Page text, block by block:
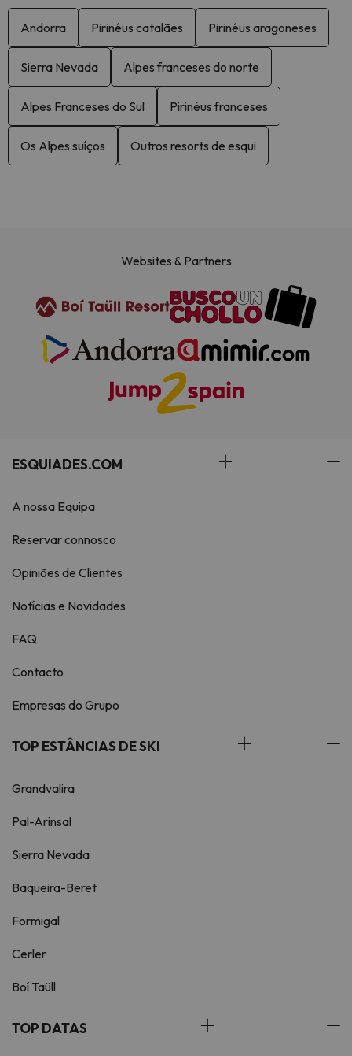
Andorra Pirinéus catalães Pirinéus aragoneses
Sierra Nevada Alpes franceses do norte
Alpes Franceses do Sul Pirinéus franceses
Os Alpes suíços Outros resorts de esqui
Websites & Partners
ESQUIADES.COM
A nossa Equipa
Reservar connosco
Opiniões de Clientes
Notícias e Novidades
FAQ
Contacto
Empresas do Grupo
TOP ESTÂNCIAS DE SKI
Grandvalira
Pal-Arinsal
Sierra Nevada
Baqueira-Beret
Formigal
Cerler
Boí Taüll
TOP DATAS